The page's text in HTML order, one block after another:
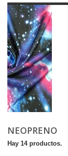
NEOPRENO
Hay 14 productos.